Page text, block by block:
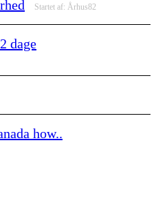
Startet af: Århus82
dage
how..